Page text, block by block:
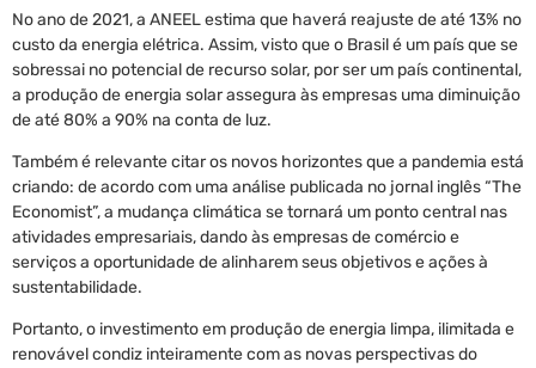
No ano de 2021, a ANEEL estima que haverá reajuste de até 13% no
custo da energia elétrica. Assim, visto que o Brasil é um país que se
sobressai no potencial de recurso solar, por ser um país continental,
a produção de energia solar assegura às empresas uma diminuição
de até 80% a 90% na conta de luz.
Também é relevante citar os novos horizontes que a pandemia está
criando: de acordo com uma análise publicada no jornal inglês “The
Economist”, a mudança climática se tornará um ponto central nas
atividades empresariais, dando às empresas de comércio e
serviços a oportunidade de alinharem seus objetivos e ações à
sustentabilidade.
Portanto, o investimento em produção de energia limpa, ilimitada e
renovável condiz inteiramente com as novas perspectivas do